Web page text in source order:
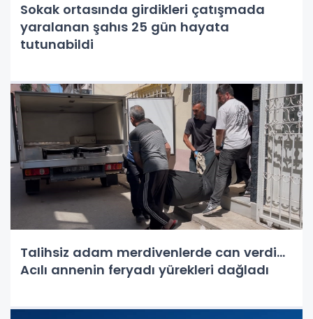
Sokak ortasında girdikleri çatışmada
yaralanan şahıs 25 gün hayata
tutunabildi
Talihsiz adam merdivenlerde can verdi...
Acılı annenin feryadı yürekleri dağladı